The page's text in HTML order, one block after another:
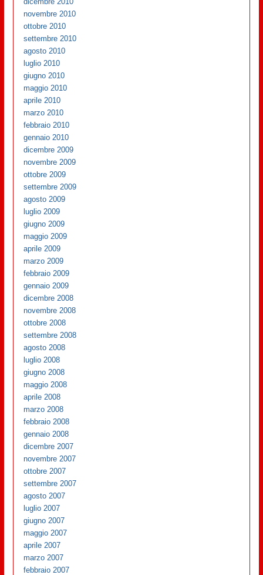
novembre 2010
ottobre 2010
settembre 2010
agosto 2010
luglio 2010
giugno 2010
maggio 2010
aprile 2010
marzo 2010
febbraio 2010
gennaio 2010
dicembre 2009
novembre 2009
ottobre 2009
settembre 2009
agosto 2009
luglio 2009
giugno 2009
maggio 2009
aprile 2009
marzo 2009
febbraio 2009
gennaio 2009
dicembre 2008
novembre 2008
ottobre 2008
settembre 2008
agosto 2008
luglio 2008
giugno 2008
maggio 2008
aprile 2008
marzo 2008
febbraio 2008
gennaio 2008
dicembre 2007
novembre 2007
ottobre 2007
settembre 2007
agosto 2007
luglio 2007
giugno 2007
maggio 2007
aprile 2007
marzo 2007
febbraio 2007